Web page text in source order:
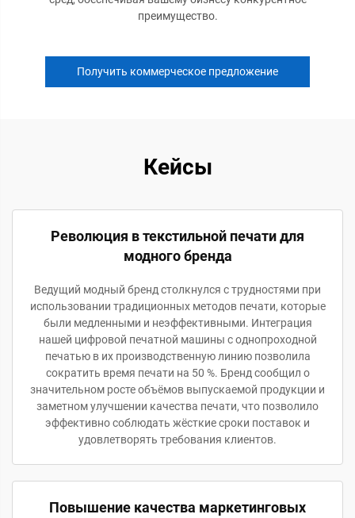
преимущество.
Получить коммерческое предложение
Кейсы
Революция в текстильной печати для
модного бренда
Ведущий модный бренд столкнулся с трудностями при
использовании традиционных методов печати, которые
были медленными и неэффективными. Интеграция
нашей цифровой печатной машины с однопроходной
печатью в их производственную линию позволила
сократить время печати на 50 %. Бренд сообщил о
значительном росте объёмов выпускаемой продукции и
заметном улучшении качества печати, что позволило
эффективно соблюдать жёсткие сроки поставок и
удовлетворять требования клиентов.
Повышение качества маркетинговых